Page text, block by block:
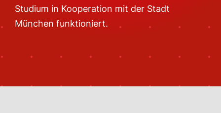
Studium in Kooperation mit der Stadt
München funktioniert.